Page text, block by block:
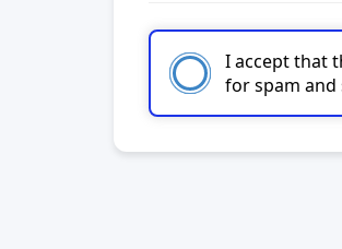
I accept that
for spam and